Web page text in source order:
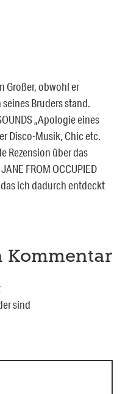
Großer, obwohl er
Bruders stand.
„Apologie eines
Disco-Musik, Chic etc.
Rezension über das
FROM OCCUPIED
das ich dadurch entdeckt
Kommentar
sind